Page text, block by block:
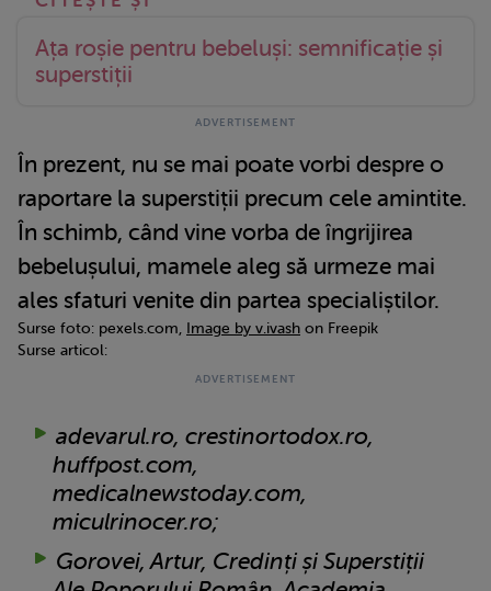
Ața roșie pentru bebeluși: semnificație și
superstiții
În prezent, nu se mai poate vorbi despre o
raportare la superstiții precum cele amintite.
În schimb, când vine vorba de îngrijirea
bebelușului, mamele aleg să urmeze mai
ales sfaturi venite din partea specialiștilor.
Surse foto: pexels.com, Image by v.ivash on Freepik
Surse articol:
adevarul.ro, crestinortodox.ro,
huffpost.com,
medicalnewstoday.com,
miculrinocer.ro;
Gorovei, Artur, Credinți și Superstiții